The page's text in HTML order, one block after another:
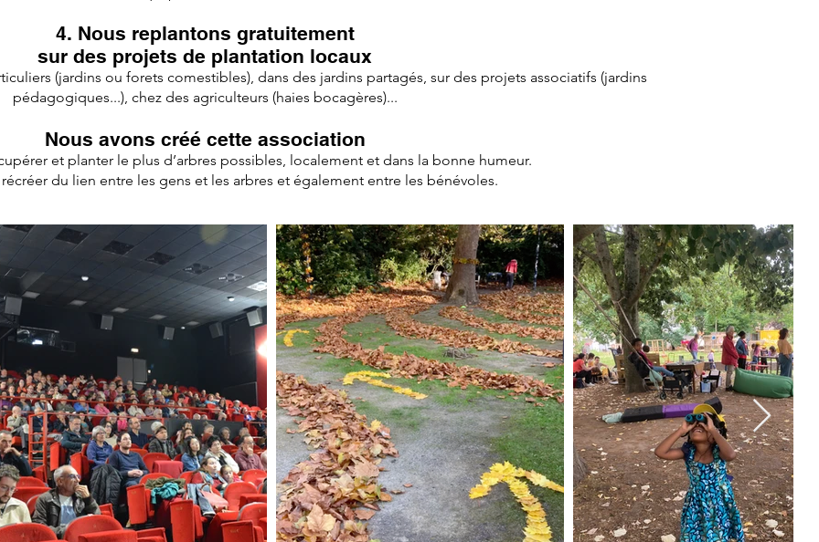
4. Nous replantons gratuitement
sur des projets de plantation locaux
(jardins ou forets comestibles), dans des jardins partagés, sur des projets associatifs (jardins
pédagogiques...), chez des agriculteurs (haies bocagères)...
Nous avons créé cette association
et planter le plus d’arbres possibles, localement et dans la bonne humeur.
du lien entre les gens et les arbres et également entre les bénévoles.